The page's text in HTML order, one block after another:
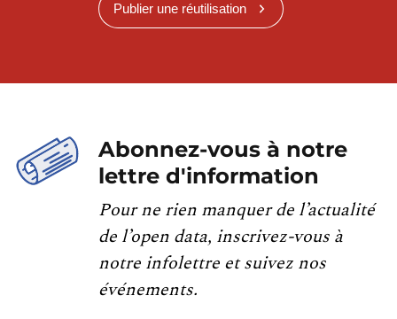
Publier une réutilisation
Abonnez-vous à notre
lettre d'information
Pour ne rien manquer de l’actualité
de l’open data, inscrivez-vous à
notre infolettre et suivez nos
événements.